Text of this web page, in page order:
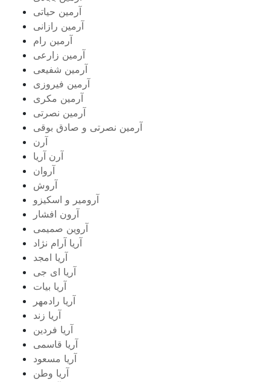
آرمین حیاتی
آرمین رازانی
آرمین رام
آرمین زارعی
آرمین شفیعی
آرمین فیروزی
آرمین مکری
آرمین نصرتی
آرمین نصرتی و صادق بوقی
آرن
آرن آریا
آروان
آروش
آرومیر و اسکیزو
آرون افشار
آروین صمیمی
آریا آرام نژاد
آریا امجد
آریا ای جی
آریا بیات
آریا رادمهر
آریا زند
آریا فردین
آریا قاسمی
آریا مسعود
آریا وطن